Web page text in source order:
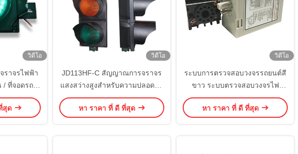
วิดีโอ
ราจรไฟฟ้า
ที่จอดรถ /
สุด
วิดีโอ
JD113HF-C สัญญาณการจราจร
แสงสว่างสูงสําหรับความปลอดภัย
ทางถนน
หา ราคา ที่ ดี ที่สุด
วิดีโอ
ระบบการตรวจสอบวงจรรถยนต์สี
ขาว ระบบตรวจสอบวงจรไฟ
จราจรแบบสองช่อง
หา ราคา ที่ ดี ที่สุด